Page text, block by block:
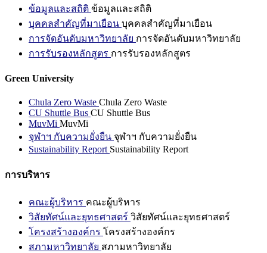
ข้อมูลและสถิติ ข้อมูลและสถิติ
บุคคลสำคัญที่มาเยือน บุคคลสำคัญที่มาเยือน
การจัดอันดับมหาวิทยาลัย การจัดอันดับมหาวิทยาลัย
การรับรองหลักสูตร การรับรองหลักสูตร
Green University
Chula Zero Waste Chula Zero Waste
CU Shuttle Bus CU Shuttle Bus
MuvMi MuvMi
จุฬาฯ กับความยั่งยืน จุฬาฯ กับความยั่งยืน
Sustainability Report Sustainability Report
การบริหาร
คณะผู้บริหาร คณะผู้บริหาร
วิสัยทัศน์และยุทธศาสตร์ วิสัยทัศน์และยุทธศาสตร์
โครงสร้างองค์กร โครงสร้างองค์กร
สภามหาวิทยาลัย สภามหาวิทยาลัย